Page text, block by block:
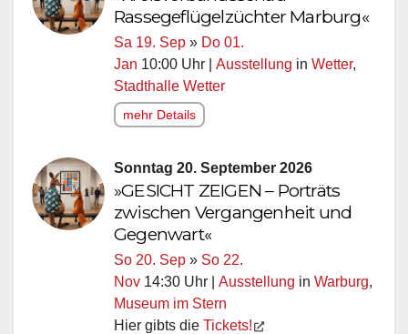
Rassegeflügelzüchter Marburg«
Sa 19. Sep » Do 01.
Jan 10:00 Uhr | Ausstellung in Wetter,
Stadthalle Wetter
mehr Details
Sonntag 20. September 2026
»GESICHT ZEIGEN – Porträts
zwischen Vergangenheit und
Gegenwart«
So 20. Sep » So 22.
Nov 14:30 Uhr | Ausstellung in Warburg,
Museum im Stern
Hier gibts die Tickets!